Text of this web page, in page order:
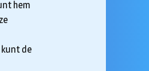
hem
de